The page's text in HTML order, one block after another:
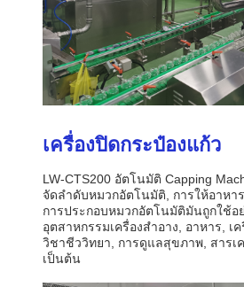
เครื่องปิดกระป๋องแก้ว
LW-CTS200 อัตโนมัติ Capping
จัดลําดับหมวกอัตโนมัติ, การให้อาหา
การประกอบหมวกอัตโนมัติมันถูกใช้อ
อุตสาหกรรมเครื่องสําอาง, อาหาร, เ
วิชาชีววิทยา, การดูแลสุขภาพ, สารเ
เป็นต้น